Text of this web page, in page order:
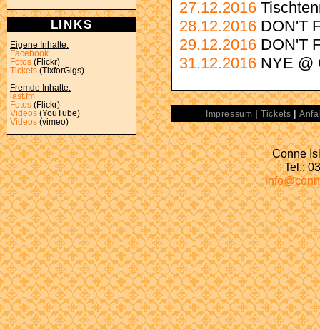
LINKS
Eigene Inhalte:
Facebook
Fotos (Flickr)
Tickets (TixforGigs)
Fremde Inhalte:
last.fm
Fotos (Flickr)
Videos (YouTube)
Videos (vimeo)
27.12.2016
28.12.2016 DON'T
29.12.2016 DON'T
31.12.2016 NYE @
Impressum |Tickets |
Conne
Tel.: